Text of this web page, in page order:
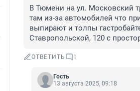
В Тюмени на ул. Московский
там из-за автомобилей что
выпирают и толпы
Ставропольской, 120 с
ОТВЕТИТЬ 1
Гость
13 августа 2025, 09:18